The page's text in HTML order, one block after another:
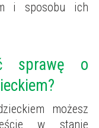
i sposobu ich
sprawę o
możesz
w stanie